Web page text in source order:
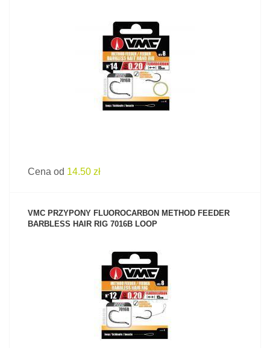
ZOBACZ PRODUKT
Cena od 14.50 zł
VMC PRZYPONY FLUOROCARBON METHOD FEEDER
BARBLESS HAIR RIG 7016B LOOP
ZOBACZ PRODUKT